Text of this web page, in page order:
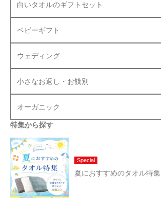
白いタオルのギフトセット
ベビーギフト
ウェディング
小さなお返し・お餞別
オーガニック
特集から探す
Special
夏におすすめのタオル特集